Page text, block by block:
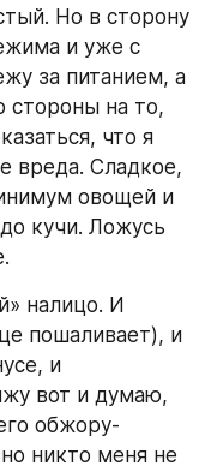
Но в сторону
и уже с
за питанием, а
стороны на то,
что я
вреда. Сладкое,
овощей и
кучи. Ложусь
налицо. И
пошаливает), и
и
вот и думаю,
обжору-
никто меня не